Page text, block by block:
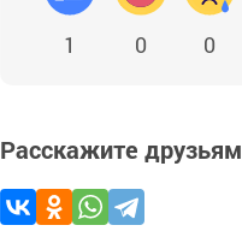
1 0 0
Расскажите друзьям